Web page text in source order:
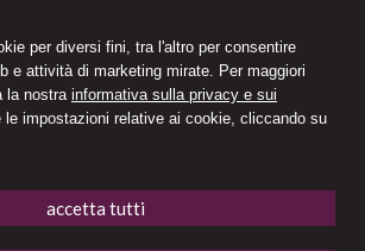
per diversi fini, tra l'altro per consentire
e attività di marketing mirate. Per maggiori
la nostrainformativa sulla privacy e sui
le impostazioni relative ai cookie, cliccando su
accetta tutti